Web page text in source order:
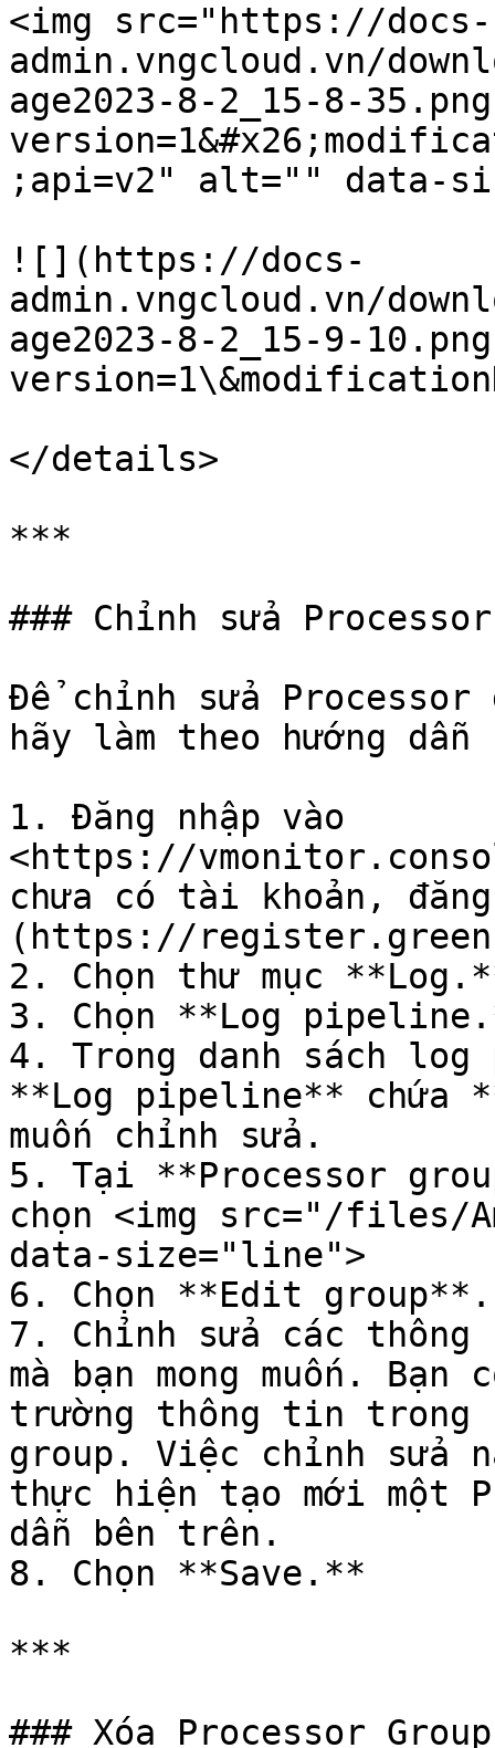
<img src="https://docs-
admin.vngcloud.vn/
age2023-8-2_15-8-
;api=v2" alt="" data-
![](https://docs-
admin.vngcloud.vn/
age2023-8-2_15-9-
</details>
***
### Chỉnh sửa
Để chỉnh sửa
hãy làm theo hướng dẫn
1. Đăng nhập vào
<https://
chưa có tài khoản,
(https://
2. Chọn thư mục
3. Chọn **Log
4. Trong danh sách
**Log pipeline** chứa
muốn chỉnh sửa.
5. Tại **Processor
chọn <img src="/files/
data-size="line">
6. Chọn **Edit group**.
7. Chỉnh sửa các thông
mà bạn mong muốn.
trường thông tin trong
group. Việc chỉnh sửa
thực hiện tạo mới một
dẫn bên trên.
8. Chọn **Save.**
***
### Xóa Processor